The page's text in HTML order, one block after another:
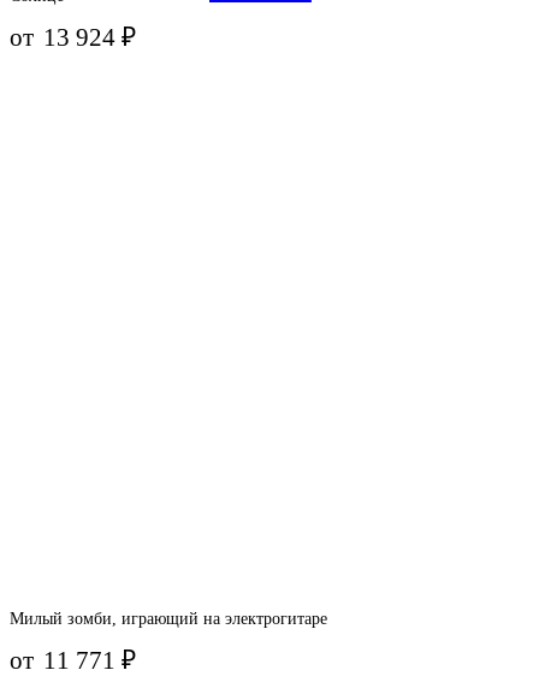
от 13 924₽
Милый зомби, играющий на электрогитаре
от 11 771₽